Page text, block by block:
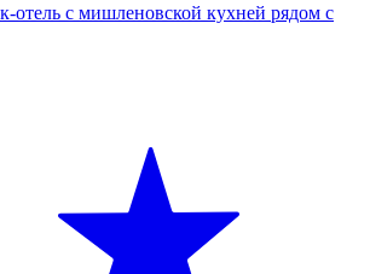
отель с мишленовской кухней рядом с